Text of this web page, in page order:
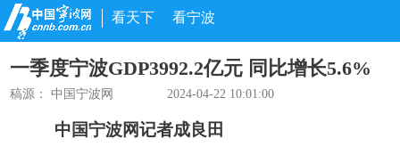
看天下 看宁波
一季度宁波GDP3992.2亿元 同比增长5.6%
稿源： 中国宁波网 2024-04-22 10:01:00
中国宁波网记者成良田